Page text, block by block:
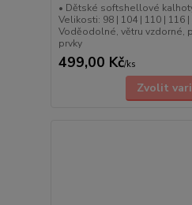
• Dětské softshellové
Velikosti: 98 | 104 | 110 | 116 |
Voděodolné, větru vzdorné,
prvky
499,00 Kč/ks
Zvolit